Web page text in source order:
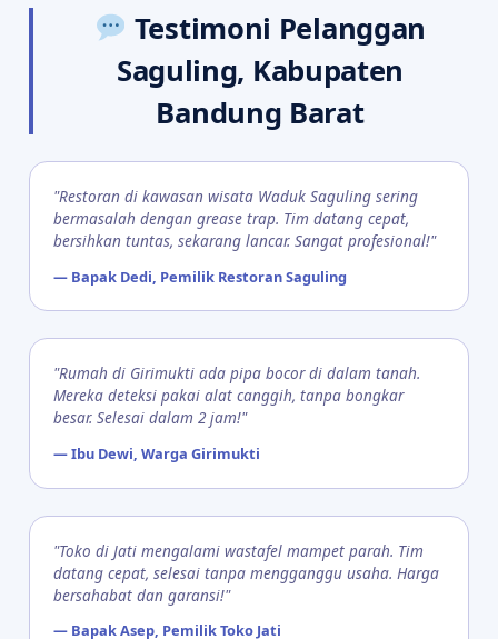
Testimoni Pelanggan
Saguling, Kabupaten
Bandung Barat
"Restoran di kawasan wisata Waduk Saguling sering
bermasalah dengan grease trap. Tim datang cepat,
bersihkan tuntas, sekarang lancar. Sangat profesional!"
— Bapak Dedi, Pemilik Restoran Saguling
"Rumah di Girimukti ada pipa bocor di dalam tanah.
Mereka deteksi pakai alat canggih, tanpa bongkar
besar. Selesai dalam 2 jam!"
— Ibu Dewi, Warga Girimukti
"Toko di Jati mengalami wastafel mampet parah. Tim
datang cepat, selesai tanpa mengganggu usaha. Harga
bersahabat dan garansi!"
— Bapak Asep, Pemilik Toko Jati